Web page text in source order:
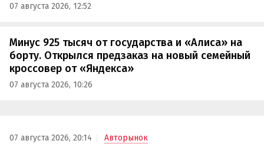
07 августа 2026, 12:52
Минус 925 тысяч от государства и «Алиса» на
борту. Открылся предзаказ на новый семейный
кроссовер от «Яндекса»
07 августа 2026, 10:26
07 августа 2026, 20:14 Авторынок